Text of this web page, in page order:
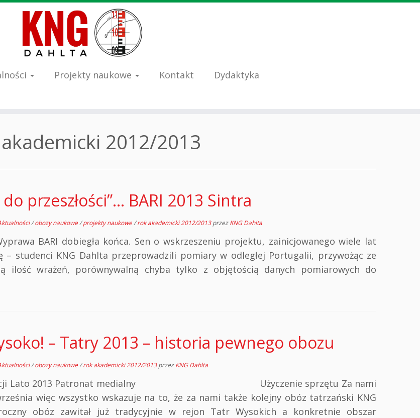
Projekty naukowe Kontakt
Dydaktyka
2012/2013
przeszłości”… BARI 2013 Sintra
/obozy naukowe/projekty naukowe/rok akademicki 2012/2013przezKNG Dahlta
BARI dobiegła końca. Sen o wskrzeszeniu projektu, zainicjowanego wiele lat
– studenci KNG Dahlta przeprowadzili pomiary w odległej Portugalii, przywożąc ze
ilość wrażeń, porównywalną chyba tylko z objętością danych pomiarowych do
– Tatry 2013 – historia pewnego obozu
/obozy naukowe/rok akademicki 2012/2013przezKNG Dahlta
Akcji Lato 2013 Patronat medialny Użyczenie sprzętu Za nami
więc wszystko wskazuje na to, że za nami także kolejny obóz tatrzański KNG
obóz zawitał już tradycyjnie w rejon Tatr Wysokich a konkretnie obszar